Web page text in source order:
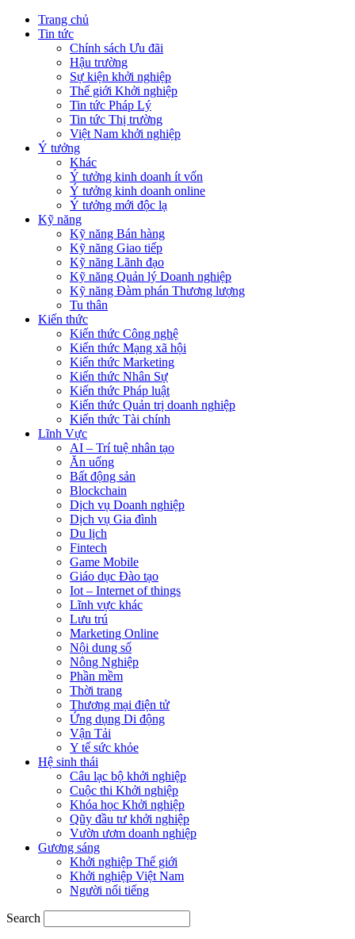
Trang chủ
Tin tức
Chính sách Ưu đãi
Hậu trường
Sự kiện khởi nghiệp
Thế giới Khởi nghiệp
Tin tức Pháp Lý
Tin tức Thị trường
Việt Nam khởi nghiệp
Ý tưởng
Khác
Ý tưởng kinh doanh ít vốn
Ý tưởng kinh doanh online
Ý tưởng mới độc lạ
Kỹ năng
Kỹ năng Bán hàng
Kỹ năng Giao tiếp
Kỹ năng Lãnh đạo
Kỹ năng Quản lý Doanh nghiệp
Kỹ năng Đàm phán Thương lượng
Tu thân
Kiến thức
Kiến thức Công nghệ
Kiến thức Mạng xã hội
Kiến thức Marketing
Kiến thức Nhân Sự
Kiến thức Pháp luật
Kiến thức Quản trị doanh nghiệp
Kiến thức Tài chính
Lĩnh Vực
AI – Trí tuệ nhân tạo
Ăn uống
Bất động sản
Blockchain
Dịch vụ Doanh nghiệp
Dịch vụ Gia đình
Du lịch
Fintech
Game Mobile
Giáo dục Đào tạo
Iot – Internet of things
Lĩnh vực khác
Lưu trú
Marketing Online
Nội dung số
Nông Nghiệp
Phần mềm
Thời trang
Thương mại điện tử
Ứng dụng Di động
Vận Tải
Y tế sức khỏe
Hệ sinh thái
Câu lạc bộ khởi nghiệp
Cuộc thi Khởi nghiệp
Khóa học Khởi nghiệp
Qũy đầu tư khởi nghiệp
Vườn ươm doanh nghiệp
Gương sáng
Khởi nghiệp Thế giới
Khởi nghiệp Việt Nam
Người nổi tiếng
Search